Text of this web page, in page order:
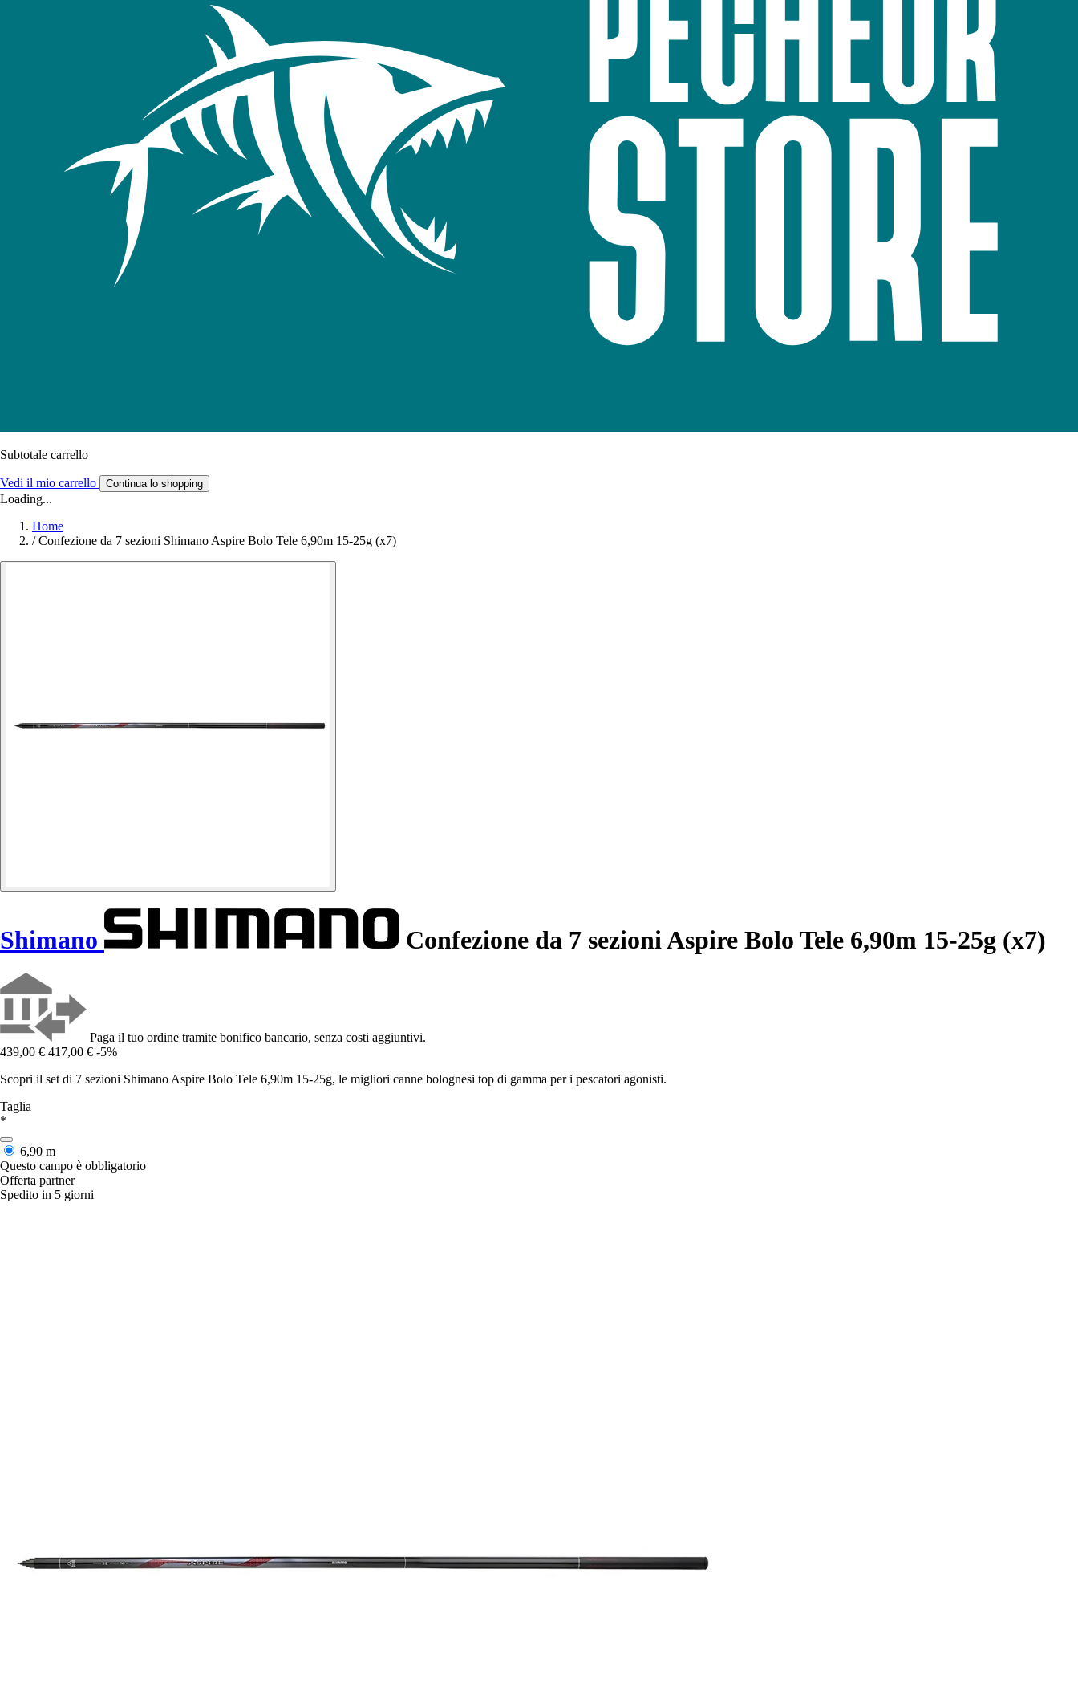
Subtotale carrello
Vedi il mio carrello Continua lo shopping
Loading...
Home
/ Confezione da 7 sezioni Shimano Aspire Bolo Tele 6,90m 15-25g (x7)
Shimano Confezione da 7 sezioni Aspire Bolo Tele 6,90m 15-25g (x7)
Paga il tuo ordine tramite bonifico bancario, senza costi aggiuntivi.
439,00 € 417,00 € -5%
Scopri il set di 7 sezioni Shimano Aspire Bolo Tele 6,90m 15-25g, le migliori canne bolognesi top di gamma per i pescatori agonisti.
Taglia
*
6,90 m
Questo campo è obbligatorio
Offerta partner
Spedito in 5 giorni